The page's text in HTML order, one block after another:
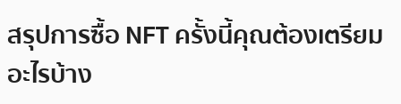
สรุปการซื้อ NFT ครั้งนี้คุณต้องเตรียม
อะไรบ้าง